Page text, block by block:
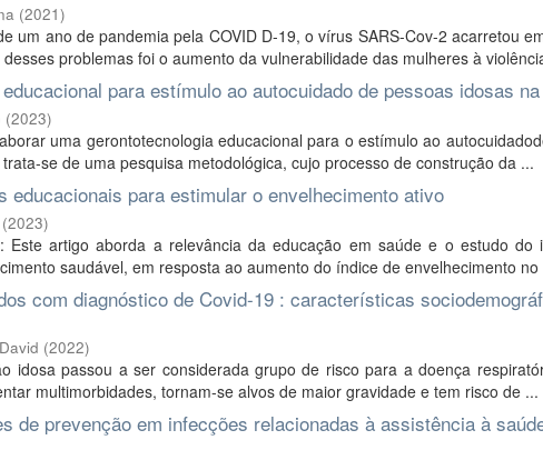
(2021)
um ano de pandemia pela COVID D-19, o vírus SARS-Cov-2 acarretou
problemas foi o aumento da vulnerabilidade das mulheres à
para estímulo ao autocuidado de pessoas idosas
(2023)
uma gerontotecnologia educacional para o estímulo ao
se de uma pesquisa metodológica, cujo processo de construção da ...
educacionais para estimular o envelhecimento ativo
(2023)
Este artigo aborda a relevância da educação em saúde e o estudo do
saudável, em resposta ao aumento do índice de envelhecimento no
com diagnóstico de Covid-19 : características
(2022)
idosa passou a ser considerada grupo de risco para a doença
multimorbidades, tornam-se alvos de maior gravidade e tem risco de ...
de prevenção em infecções relacionadas à assistência à